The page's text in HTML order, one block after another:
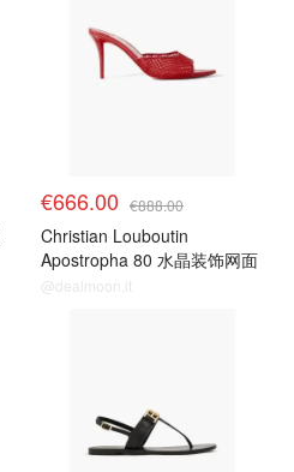
€666.00 €888.00
Christian Louboutin
Apostropha 80 水晶装饰网面
穆勒鞋
@dealmoon.it